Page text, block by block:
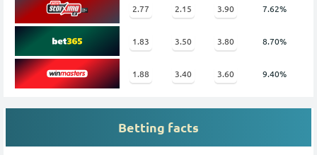
2.77 2.15 3.90 7.62%
1.83 3.50 3.80 8.70%
1.88 3.40 3.60 9.40%
Betting facts